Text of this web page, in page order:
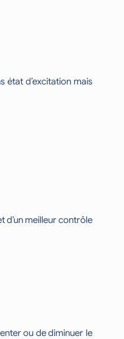
état d’excitation mais
d’un meilleur contrôle
ou de diminuer le